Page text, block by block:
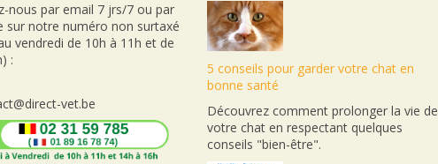
nous par email 7 jrs/7 ou par
sur notre numéro non surtaxé
vendredi de 10h à 11h et de
:
vet.be
5 conseils pour garder votre chat en
bonne santé
Découvrez comment prolonger la vie de
votre chat en respectant quelques
conseils "bien-être".